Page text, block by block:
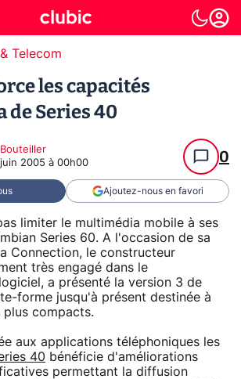
Telecom
les capacités
Series 40
2005 à 00h00 0
Ajoutez-nous en favori
limiter le multimédia mobile à ses
Series 60. A l'occasion de sa
Connection, le constructeur
très engagé dans le
a présenté la version 3 de
forme jusqu'à présent destinée à
plus compacts.
aux applications téléphoniques les
40 bénéficie d'améliorations
permettant la diffusion